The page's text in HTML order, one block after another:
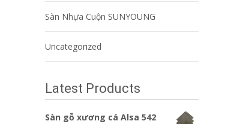
Sàn Nhựa Cuộn SUNYOUNG
Uncategorized
Latest Products
Sàn gỗ xương cá Alsa 542